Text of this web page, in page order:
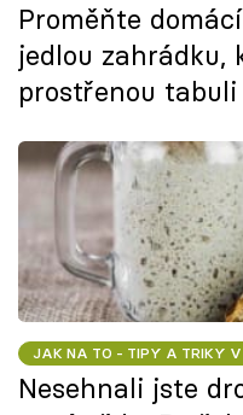
Proměňte
jedlou zahrádku,
prostřenou tabuli
JAK NA TO - TIPY A TRIKY V
Nesehnali jste